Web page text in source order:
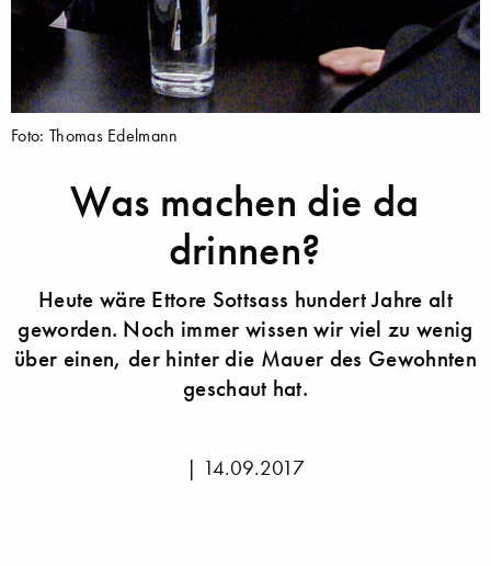
Foto: Thomas Edelmann
Was machen die da
drinnen?
Heute wäre Ettore Sottsass hundert Jahre alt
geworden. Noch immer wissen wir viel zu wenig
über einen, der hinter die Mauer des Gewohnten
geschaut hat.
| 14.09.2017